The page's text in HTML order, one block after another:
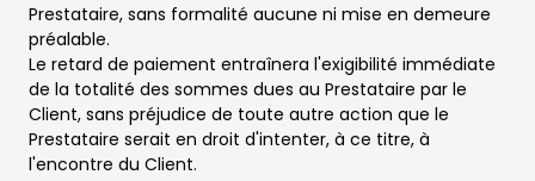
Prestataire, sans formalité aucune ni mise en demeure
préalable.
Le retard de paiement entraînera l'exigibilité immédiate
de la totalité des sommes dues au Prestataire par le
Client, sans préjudice de toute autre action que le
Prestataire serait en droit d'intenter, à ce titre, à
l'encontre du Client.